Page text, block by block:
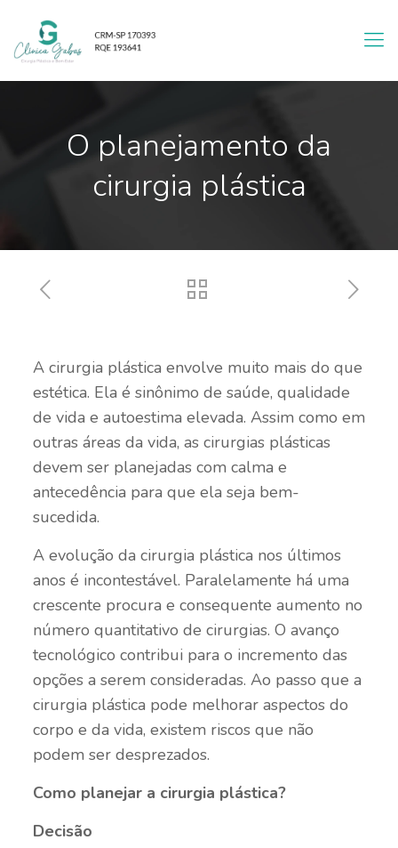
O planejamento da
cirurgia plástica
A cirurgia plástica envolve muito mais do que
estética. Ela é sinônimo de saúde, qualidade
de vida e autoestima elevada. Assim como em
outras áreas da vida, as cirurgias plásticas
devem ser planejadas com calma e
antecedência para que ela seja bem-
sucedida.
A evolução da cirurgia plástica nos últimos
anos é incontestável. Paralelamente há uma
crescente procura e consequente aumento no
número quantitativo de cirurgias. O avanço
tecnológico contribui para o incremento das
opções a serem consideradas. Ao passo que a
cirurgia plástica pode melhorar aspectos do
corpo e da vida, existem riscos que não
podem ser desprezados.
Como planejar a cirurgia plástica?
Decisão